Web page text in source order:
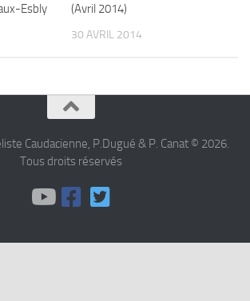
Esbly
(Avril 2014)
30 AVRIL 2014
Caudacienne, P.Dugué & P. Canat © 2026.
Tous droits réservés